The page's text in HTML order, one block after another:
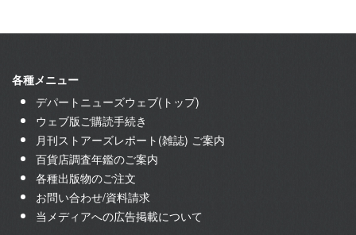
各種メニュー
デパートニューズウェブ(トップ)
ウェブ版ご購読手続き
月刊ストアーズレポート(雑誌) ご案内
百貨店調査年鑑のご案内
各種出版物のご注文
お問い合わせ/資料請求
当メディアへの広告掲載について